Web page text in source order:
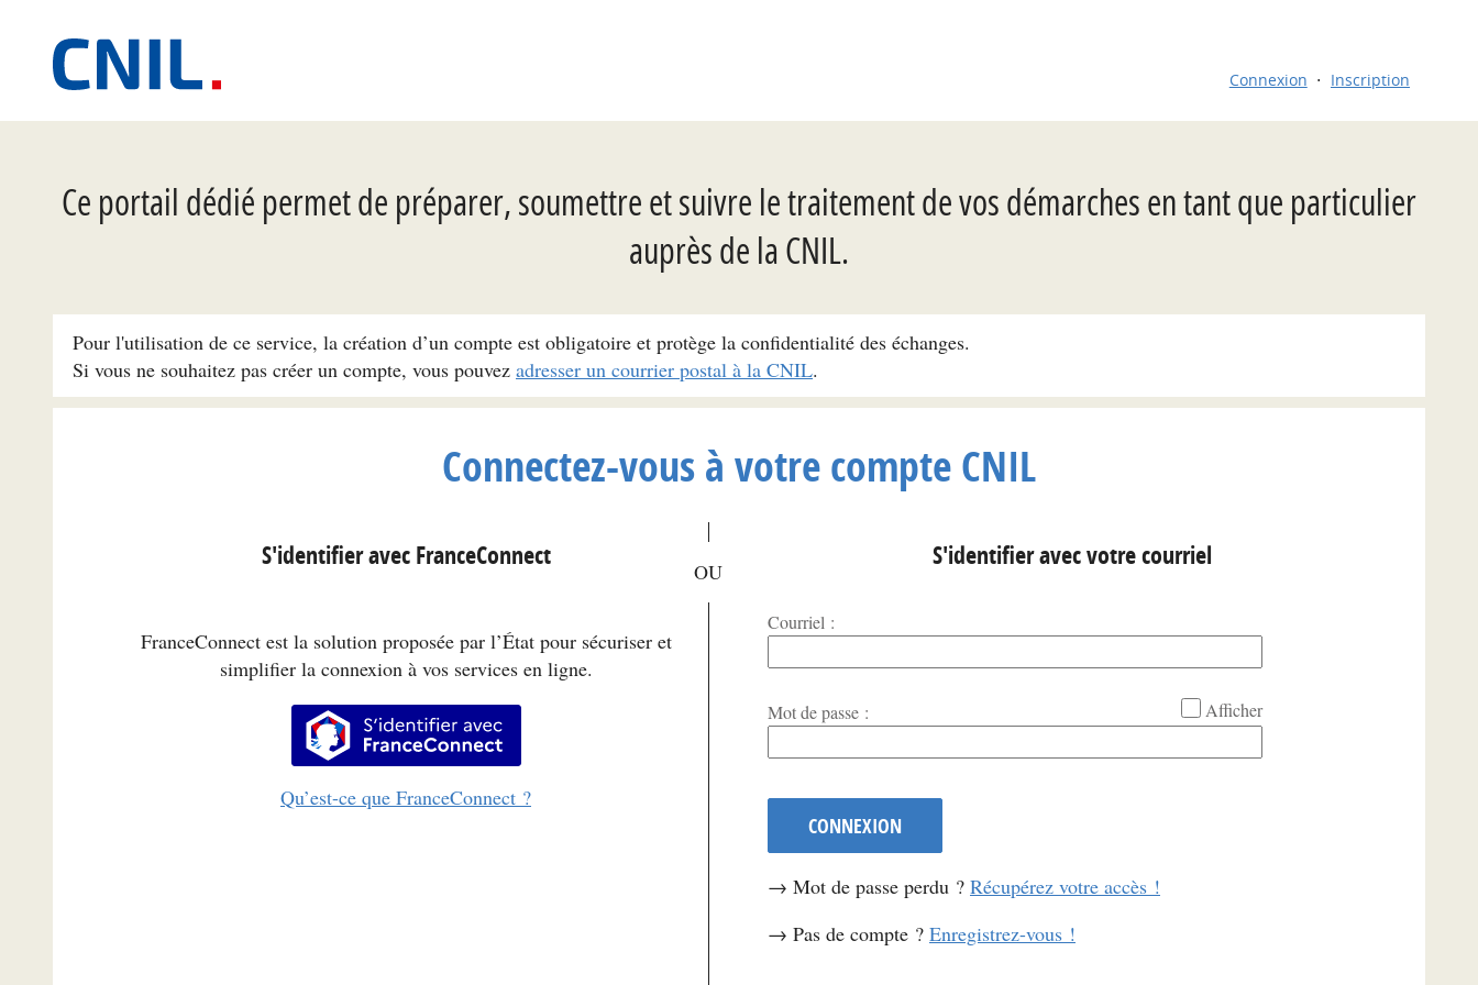
Connexion Inscription
Ce portail dédié permet de préparer, soumettre et suivre le traitement de vos démarches en tant que particulier
auprès de la CNIL.
Pour l'utilisation de ce service, la création d’un compte est obligatoire et protège la confidentialité des échanges.
Si vous ne souhaitez pas créer un compte, vous pouvez adresser un courrier postal à la CNIL.
Connectez-vous à votre compte CNIL
S'identifier avec FranceConnect
FranceConnect est la solution proposée par l’État pour sécuriser et
simplifier la connexion à vos services en ligne.
S’identifier avec FranceConnect
Qu’est-ce que FranceConnect ?
S'identifier avec votre courriel
Courriel :
Mot de passe : Afficher
CONNEXION
→ Mot de passe perdu ? Récupérez votre accès !
→ Pas de compte ? Enregistrez-vous !